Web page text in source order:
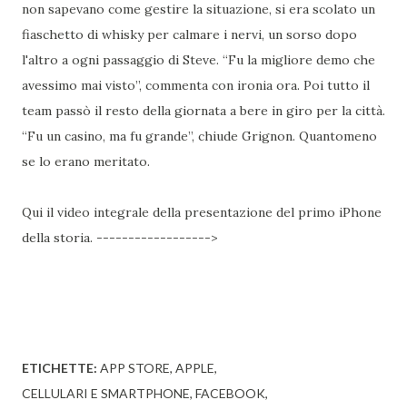
non sapevano come gestire la situazione, si era scolato un
fiaschetto di whisky per calmare i nervi, un sorso dopo
l'altro a ogni passaggio di Steve. “Fu la migliore demo che
avessimo mai visto”, commenta con ironia ora. Poi tutto il
team passò il resto della giornata a bere in giro per la città.
“Fu un casino, ma fu grande”, chiude Grignon. Quantomeno
se lo erano meritato.
Qui il video integrale della presentazione del primo iPhone
della storia. ------------------>
ETICHETTE: APP STORE APPLE
CELLULARI E SMARTPHONE FACEBOOK